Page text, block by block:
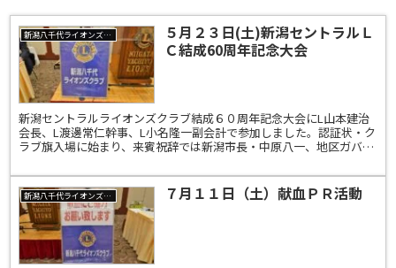
新潟八千代ライオンズクラブ
５月２３日(土)新潟セントラルＬ
Ｃ結成60周年記念大会
新潟セントラルライオンズクラブ結成６０周年記念大会にL山本建治
会長、L渡邊常仁幹事、L小名隆一副会計で参加しました。認証状・ク
ラブ旗入場に始まり、来賓祝辞では新潟市長・中原八一、地区ガバナ
新潟八千代ライオンズクラブ ７月１１日（土）献血ＰＲ活動